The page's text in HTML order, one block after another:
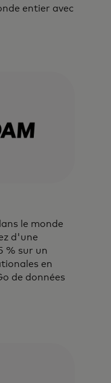
entier avec
nouvel onglet
le monde
d'une
% sur un
en
de données
nouvel onglet